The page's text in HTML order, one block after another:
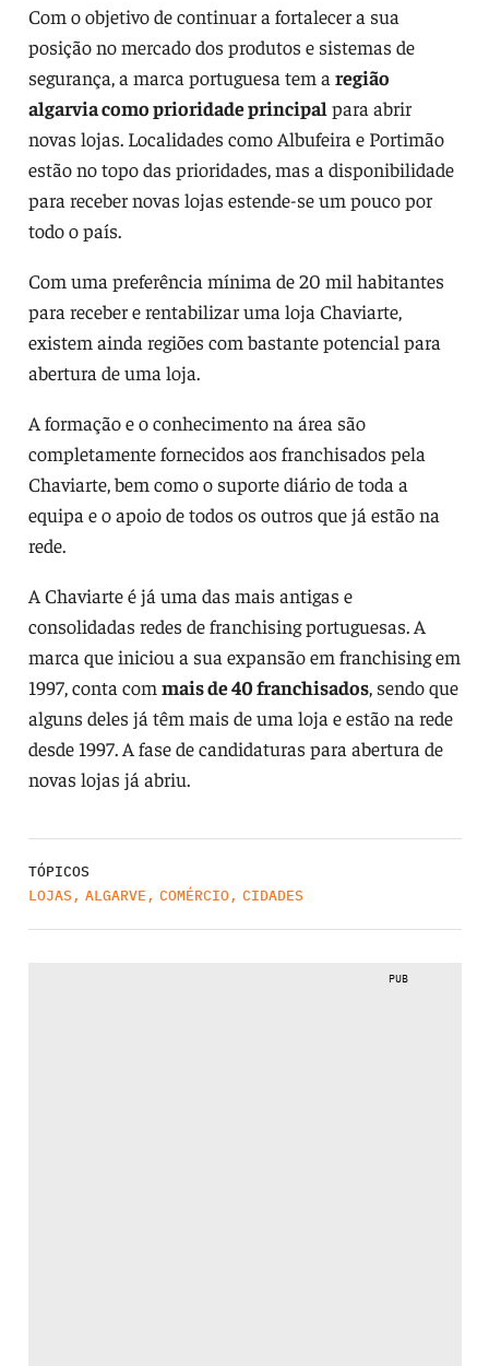
Com o objetivo de continuar a fortalecer a sua
posição no mercado dos produtos e sistemas de
segurança, a marca portuguesa tem a região
algarvia como prioridade principal para abrir
novas lojas. Localidades como Albufeira e Portimão
estão no topo das prioridades, mas a disponibilidade
para receber novas lojas estende-se um pouco por
todo o país.
Com uma preferência mínima de 20 mil habitantes
para receber e rentabilizar uma loja Chaviarte,
existem ainda regiões com bastante potencial para
abertura de uma loja.
A formação e o conhecimento na área são
completamente fornecidos aos franchisados pela
Chaviarte, bem como o suporte diário de toda a
equipa e o apoio de todos os outros que já estão na
rede.
A Chaviarte é já uma das mais antigas e
consolidadas redes de franchising portuguesas. A
marca que iniciou a sua expansão em franchising em
1997, conta com mais de 40 franchisados, sendo que
alguns deles já têm mais de uma loja e estão na rede
desde 1997. A fase de candidaturas para abertura de
novas lojas já abriu.
TÓPICOS
LOJAS , ALGARVE , COMÉRCIO, CIDADES
PUB